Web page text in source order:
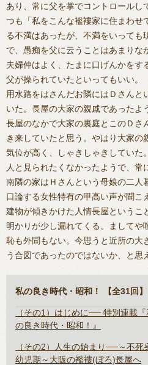
あり、常に父を掌でコントロールし
つも「私をこんな襤褸家に住まわせ
る不満はあったが、不満をいっても
で、愚痴を父に云うことはあまりな
夫婦仲はよく、たまに口げんかをす
父が操られていたといってもいい。
用水路をはさんだお隣にはＤさん
いた。長屋の大家の親戚であったよ
長屋のなかで大家の裏庭とこのＤさ
き来していたと思う。やはり大家
気位が高く、しゃきしゃきしていた
人と見られたくなかったようで、常
南隣の家はＨさんという母娘の二人
口論する女性特有の甲高い声が聞こ
建物が傾きかけた人情長屋というこ
明かりが少し漏れてくる。ましてや
恥も外聞もない。今思うと近所の大
う合図であったのではないか、と思
私の良き時代・昭和！ 【全31回】
（その1）はじめに── 特別連載『
の良き時代・昭和！』
（その2）人生の始まり──～不死
幼児期～大阪の襤褸(ぼろ)長屋へ